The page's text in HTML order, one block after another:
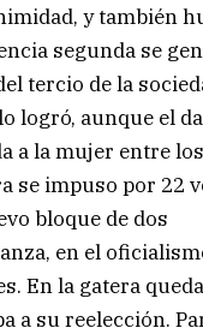
y también
segunda se
tercio de la
logró, aunque el
a la mujer entre
se impuso por 22
bloque de dos
en el
En la gatera
a su reelección.